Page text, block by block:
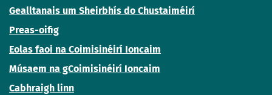
Gealltanais um Sheirbhís do Chustaiméirí
Preas-oifig
Eolas faoi na Coimisinéirí Ioncaim
Músaem na gCoimisinéirí Ioncaim
Cabhraigh linn